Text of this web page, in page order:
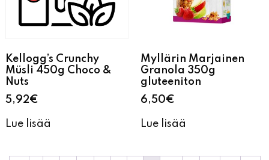
Kellogg’s Crunchy
Müsli 450g Choco &
Nuts
5,92€
Lue lisää
Myllärin Marjainen
Granola 350g
gluteeniton
6,50€
Lue lisää